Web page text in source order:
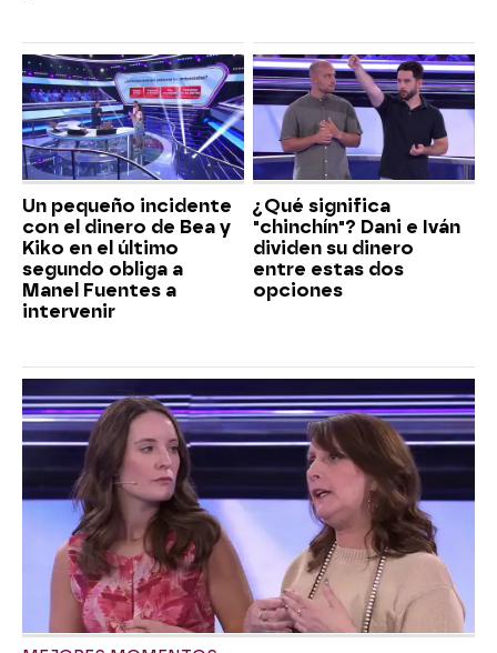
Un pequeño incidente
con el dinero de Bea y
Kiko en el último
segundo obliga a
Manel Fuentes a
intervenir
¿Qué significa
"chinchín"? Dani e Iván
dividen su dinero
entre estas dos
opciones